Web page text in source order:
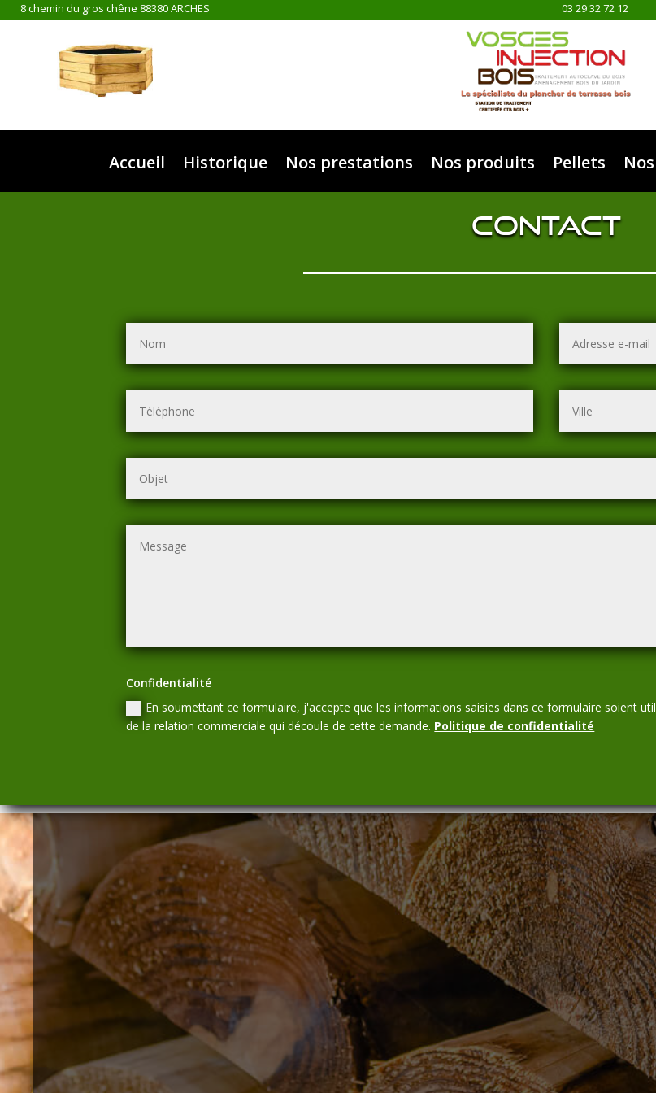
8 chemin du gros chêne 88380 ARCHES 03 29 32 72 12
Accueil Historique Nos prestations Nos produits Pellets
Contact
Confidentialité
En soumettant ce formulaire, j'accepte que les informations saisies dans ce formulaire soient
de la relation commerciale qui découle de cette demande. Politique de confidentialité